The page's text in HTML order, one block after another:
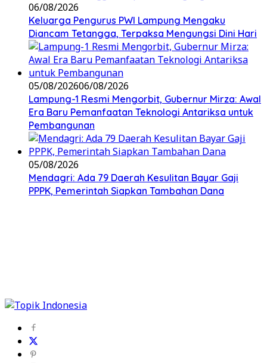
06/08/2026
Keluarga Pengurus PWI Lampung Mengaku
Diancam Tetangga, Terpaksa Mengungsi Dini Hari
05/08/202606/08/2026
Lampung-1 Resmi Mengorbit, Gubernur Mirza: Awal
Era Baru Pemanfaatan Teknologi Antariksa untuk
Pembangunan
05/08/2026
Mendagri: Ada 79 Daerah Kesulitan Bayar Gaji
PPPK, Pemerintah Siapkan Tambahan Dana